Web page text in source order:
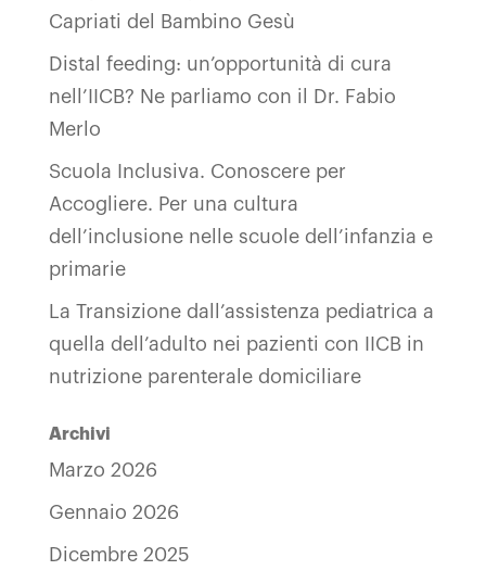
Capriati del Bambino Gesù
Distal feeding: un’opportunità di cura
nell’IICB? Ne parliamo con il Dr. Fabio
Merlo
Scuola Inclusiva. Conoscere per
Accogliere. Per una cultura
dell’inclusione nelle scuole dell’infanzia e
primarie
La Transizione dall’assistenza pediatrica a
quella dell’adulto nei pazienti con IICB in
nutrizione parenterale domiciliare
Archivi
Marzo 2026
Gennaio 2026
Dicembre 2025